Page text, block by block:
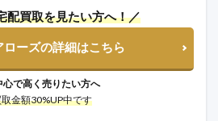
配買取を見たい方へ！／
ローズの詳細はこちら
心で高く売りたい方へ
金額30%UP中です